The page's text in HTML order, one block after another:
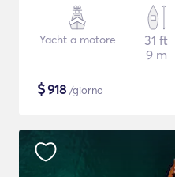
Yacht a motore
31 ft
9 m
$918 /giorno